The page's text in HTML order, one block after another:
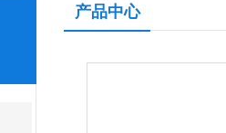
产品中心